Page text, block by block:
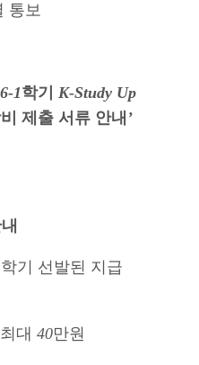
통보
1학기 K-Study Up
제출 서류 안내 ’
학기 선발된 지급
대 40만원